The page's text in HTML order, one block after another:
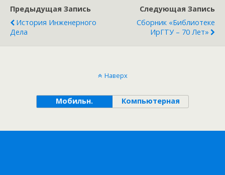
Предыдущая Запись
История Инженерного
Дела
Следующая Запись
Сборник «Библиотеке
ИрГТУ – 70 Лет»
Наверх
Мобильн. Компьютерная